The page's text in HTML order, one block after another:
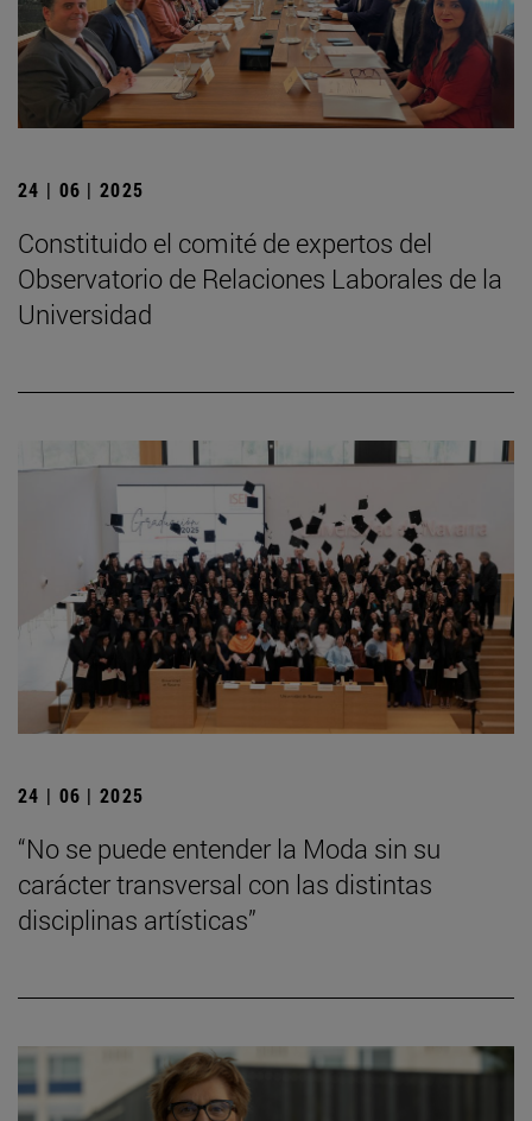
24 | 06 | 2025
Constituido el comité de expertos del
Observatorio de Relaciones Laborales de la
Universidad
24 | 06 | 2025
“No se puede entender la Moda sin su
carácter transversal con las distintas
disciplinas artísticas”